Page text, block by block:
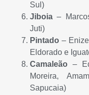
Sul)
Jiboia –
Juti)
Pintado –
Eldorado e
Camaleão –
Moreira,
Sapucaia)